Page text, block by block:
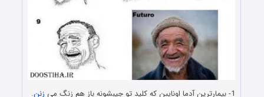
1- بیمارترین آدما اونایین که کلید تو جیبشونه باز هم زنگ می زنن.